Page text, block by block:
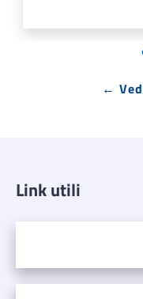
←
Link utili